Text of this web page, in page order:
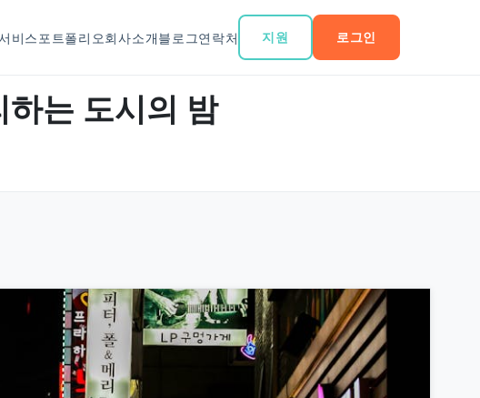
비스 포트폴리오회사소개블로그연락처 지원 로그인
는 도시의 밤